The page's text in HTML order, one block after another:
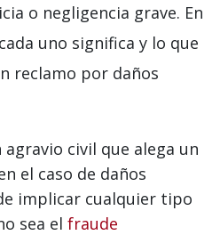
o negligencia grave. En
uno significa y lo que
reclamo por daños
agravio civil que alega un
el caso de daños
implicar cualquier tipo
sea el fraude